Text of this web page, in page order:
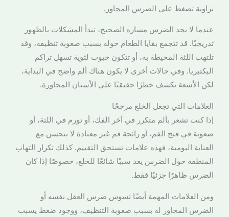
بزاوية تضغط على الضرس المجاور.
عندما لا يجد الضرس مساره الصحيح، تبدأ المشكلات بالظهور
تدريجيًا. قد تتجمع بقايا الطعام حوله بسبب صعوبة تنظيفه، وقد
تلتهب اللثة المحيطة به، أو تتكون جيوب لثوية تسهل تراكم
البكتيريا. وفي حالات أخرى لا يكون هناك ألم واضح في البداية،
لكن الأشعة تكشف خطرًا حقيقيًا على الأسنان المجاورة.
العلامات التي تجعل الخلع مرجحًا
إذا كنت تشعر بألم متكرر في آخر الفك، أو تورم في اللثة، أو
صعوبة في فتح الفم، أو رائحة فم غير معتادة لا تتحسن مع
العناية اليومية، فهذه علامات تستحق التقييم. كذلك تكرار التهاب
المنطقة حول الضرس يعد سببًا شائعًا للخلع، خصوصًا إذا كان
الضرس ظاهرًا جزئيًا فقط.
ومن العلامات المهمة أيضًا تسوس ضرس العقل نفسه أو
الضرس المجاور له بسبب صعوبة التنظيف، ووجود ضغط يسبب